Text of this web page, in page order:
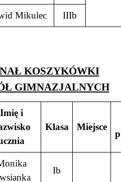
Mikulec IIIb
KOSZYKÓWKI
GIMNAZJALNYCH
Imię i
Klasa Miejsce
Ib